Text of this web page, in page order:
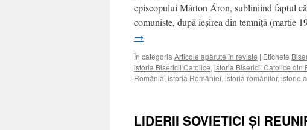
episcopului Márton Áron, subliniind faptul
comuniste, după ieşirea din temniţă (martie
→
În categoria Articole apărute în reviste | Etichete
istoria Bisericii Catolice, istoria Bisericii Catolice din
România, istoria României, istoria românilor, istorie
LIDERII SOVIETICI ŞI